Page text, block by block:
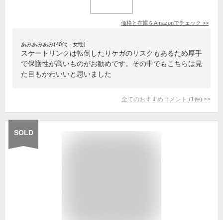
価格と在庫をAmazonでチェック >>
あみあみあみ(40代・女性)
スケートリンクは転倒したりケガのリスクもあるため厚手
で保護性が高いものがお勧めです。その中でもこちらは見
た目もかわいいと思いました
全てのおすすめコメント (1 件) >
SOLD